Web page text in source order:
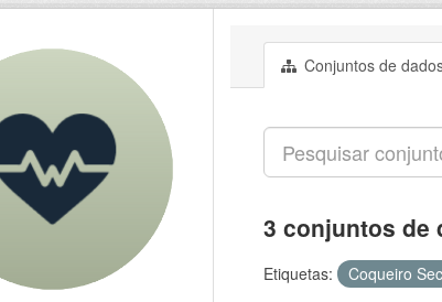
Conjuntos de
3 conjuntos de
Etiquetas: Coqueiro